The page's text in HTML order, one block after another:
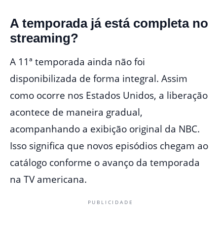
A temporada já está completa no
streaming?
A 11ª temporada ainda não foi
disponibilizada de forma integral. Assim
como ocorre nos Estados Unidos, a liberação
acontece de maneira gradual,
acompanhando a exibição original da NBC.
Isso significa que novos episódios chegam ao
catálogo conforme o avanço da temporada
na TV americana.
PUBLICIDADE